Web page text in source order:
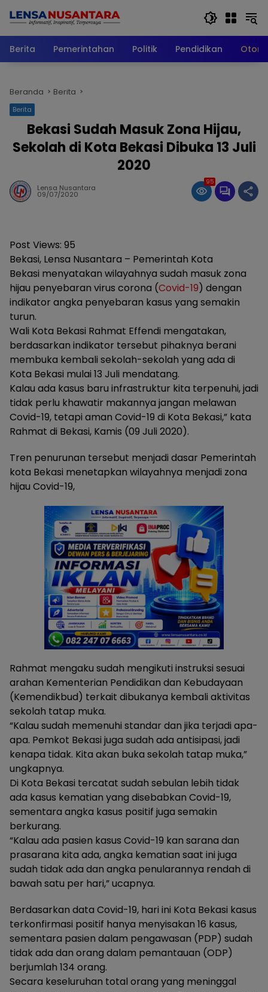
Berita
Pemerintahan Politik Pendidikan
Beranda Berita
Berita
Bekasi Sudah Masuk Zona Hijau,
Sekolah di Kota Bekasi Dibuka 13 Juli
2020
Lensa Nusantara
09/07/2020
95
Post Views: 95
Bekasi, Lensa Nusantara – Pemerintah Kota
Bekasi menyatakan wilayahnya sudah masuk zona
hijau penyebaran virus corona (Covid-19) dengan
indikator angka penyebaran kasus yang semakin
turun.
Wali Kota Bekasi Rahmat Effendi mengatakan,
berdasarkan indikator tersebut pihaknya berani
membuka kembali sekolah-sekolah yang ada di
Kota Bekasi mulai 13 Juli mendatang.
Kalau ada kasus baru infrastruktur kita terpenuhi, jadi
tidak perlu khawatir makannya jangan melawan
Covid-19, tetapi aman Covid-19 di Kota Bekasi,” kata
Rahmat di Bekasi, Kamis (09 Juli 2020).
Tren penurunan tersebut menjadi dasar Pemerintah
kota Bekasi menetapkan wilayahnya menjadi zona
hijau Covid-19,
Rahmat mengaku sudah mengikuti instruksi sesuai
arahan Kementerian Pendidikan dan Kebudayaan
(Kemendikbud) terkait dibukanya kembali aktivitas
sekolah tatap muka.
“Kalau sudah memenuhi standar dan jika terjadi apa-
apa. Pemkot Bekasi juga sudah ada antisipasi, jadi
kenapa tidak. Kita akan buka sekolah tatap muka,”
ungkapnya.
Di Kota Bekasi tercatat sudah sebulan lebih tidak
ada kasus kematian yang disebabkan Covid-19,
sementara angka kasus positif juga semakin
berkurang.
“Kalau ada pasien kasus Covid-19 kan sarana dan
prasarana kita ada, angka kematian saat ini juga
sudah tidak ada dan angka penularannya rendah di
bawah satu per hari,” ucapnya.
Berdasarkan data Covid-19, hari ini Kota Bekasi kasus
terkonfirmasi positif hanya menyisakan 16 kasus,
sementara pasien dalam pengawasan (PDP) sudah
tidak ada dan orang dalam pemantauan (ODP)
berjumlah 134 orang.
Secara keseluruhan total orang yang meninggal